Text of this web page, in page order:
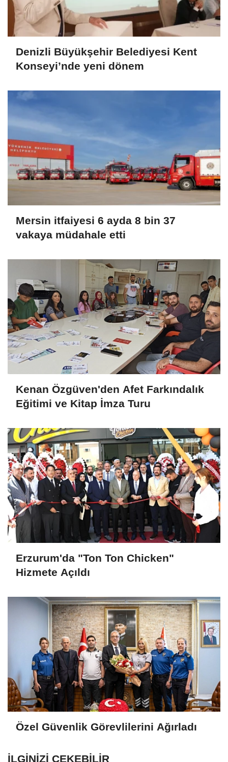
Denizli Büyükşehir Belediyesi Kent
Konseyi’nde yeni dönem
Mersin itfaiyesi 6 ayda 8 bin 37
vakaya müdahale etti
Kenan Özgüven'den Afet Farkındalık
Eğitimi ve Kitap İmza Turu
Erzurum'da "Ton Ton Chicken"
Hizmete Açıldı
Özel Güvenlik Görevlilerini Ağırladı
İLGINIZI ÇEKEBILIR